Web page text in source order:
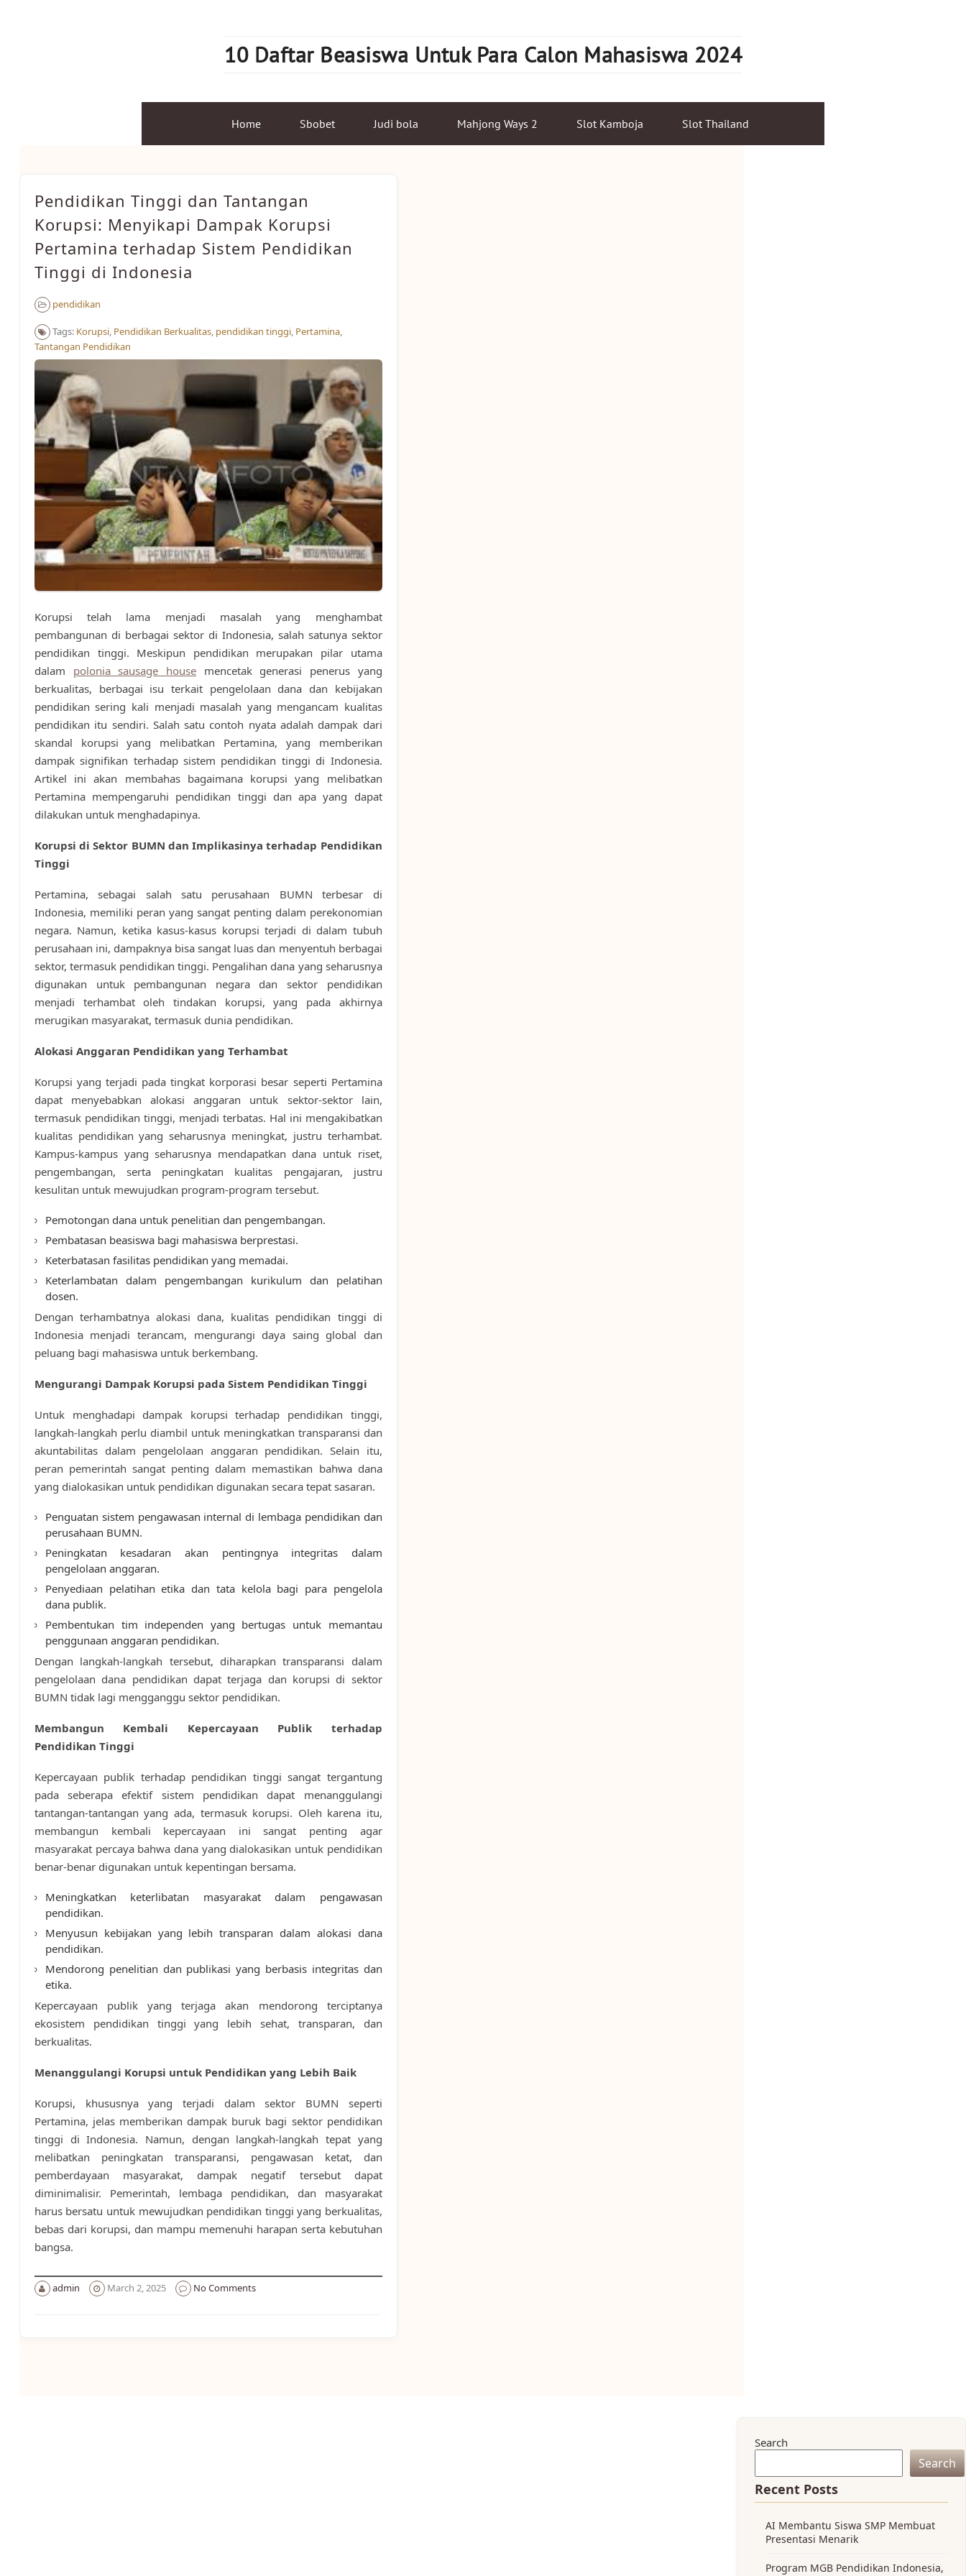
10 Daftar Beasiswa Untuk Para Calon Mahasiswa 2024
Home Sbobet Judi bola Mahjong Ways 2 Slot Kamboja Slot Thailand
Pendidikan Tinggi dan Tantangan
Korupsi: Menyikapi Dampak Korupsi
Pertamina terhadap Sistem Pendidikan
Tinggi di Indonesia
pendidikan
Tags: Korupsi, Pendidikan Berkualitas, pendidikan tinggi, Pertamina,
Tantangan Pendidikan
Korupsi telah lama menjadi masalah yang menghambat
pembangunan di berbagai sektor di Indonesia, salah satunya sektor
pendidikan tinggi. Meskipun pendidikan merupakan pilar utama
dalam polonia sausage housemencetak generasi penerus yang
berkualitas, berbagai isu terkait pengelolaan dana dan kebijakan
pendidikan sering kali menjadi masalah yang mengancam kualitas
pendidikan itu sendiri. Salah satu contoh nyata adalah dampak dari
skandal korupsi yang melibatkan Pertamina, yang memberikan
dampak signifikan terhadap sistem pendidikan tinggi di Indonesia.
Artikel ini akan membahas bagaimana korupsi yang melibatkan
Pertamina mempengaruhi pendidikan tinggi dan apa yang dapat
dilakukan untuk menghadapinya.
Korupsi di Sektor BUMN dan Implikasinya terhadap Pendidikan
Tinggi
Pertamina, sebagai salah satu perusahaan BUMN terbesar di
Indonesia, memiliki peran yang sangat penting dalam perekonomian
negara. Namun, ketika kasus-kasus korupsi terjadi di dalam tubuh
perusahaan ini, dampaknya bisa sangat luas dan menyentuh berbagai
sektor, termasuk pendidikan tinggi. Pengalihan dana yang seharusnya
digunakan untuk pembangunan negara dan sektor pendidikan
menjadi terhambat oleh tindakan korupsi, yang pada akhirnya
merugikan masyarakat, termasuk dunia pendidikan.
Alokasi Anggaran Pendidikan yang Terhambat
Korupsi yang terjadi pada tingkat korporasi besar seperti Pertamina
dapat menyebabkan alokasi anggaran untuk sektor-sektor lain,
termasuk pendidikan tinggi, menjadi terbatas. Hal ini mengakibatkan
kualitas pendidikan yang seharusnya meningkat, justru terhambat.
Kampus-kampus yang seharusnya mendapatkan dana untuk riset,
pengembangan, serta peningkatan kualitas pengajaran, justru
kesulitan untuk mewujudkan program-program tersebut.
Pemotongan dana untuk penelitian dan pengembangan.
Pembatasan beasiswa bagi mahasiswa berprestasi.
Keterbatasan fasilitas pendidikan yang memadai.
Keterlambatan dalam pengembangan kurikulum dan pelatihan
dosen.
Dengan terhambatnya alokasi dana, kualitas pendidikan tinggi di
Indonesia menjadi terancam, mengurangi daya saing global dan
peluang bagi mahasiswa untuk berkembang.
Mengurangi Dampak Korupsi pada Sistem Pendidikan Tinggi
Untuk menghadapi dampak korupsi terhadap pendidikan tinggi,
langkah-langkah perlu diambil untuk meningkatkan transparansi dan
akuntabilitas dalam pengelolaan anggaran pendidikan. Selain itu,
peran pemerintah sangat penting dalam memastikan bahwa dana
yang dialokasikan untuk pendidikan digunakan secara tepat sasaran.
Penguatan sistem pengawasan internal di lembaga pendidikan dan
perusahaan BUMN.
Peningkatan kesadaran akan pentingnya integritas dalam
pengelolaan anggaran.
Penyediaan pelatihan etika dan tata kelola bagi para pengelola
dana publik.
Pembentukan tim independen yang bertugas untuk memantau
penggunaan anggaran pendidikan.
Dengan langkah-langkah tersebut, diharapkan transparansi dalam
pengelolaan dana pendidikan dapat terjaga dan korupsi di sektor
BUMN tidak lagi mengganggu sektor pendidikan.
Membangun Kembali Kepercayaan Publik terhadap
Pendidikan Tinggi
Kepercayaan publik terhadap pendidikan tinggi sangat tergantung
pada seberapa efektif sistem pendidikan dapat menanggulangi
tantangan-tantangan yang ada, termasuk korupsi. Oleh karena itu,
membangun kembali kepercayaan ini sangat penting agar
masyarakat percaya bahwa dana yang dialokasikan untuk pendidikan
benar-benar digunakan untuk kepentingan bersama.
Meningkatkan keterlibatan masyarakat dalam pengawasan
pendidikan.
Menyusun kebijakan yang lebih transparan dalam alokasi dana
pendidikan.
Mendorong penelitian dan publikasi yang berbasis integritas dan
etika.
Kepercayaan publik yang terjaga akan mendorong terciptanya
ekosistem pendidikan tinggi yang lebih sehat, transparan, dan
berkualitas.
Menanggulangi Korupsi untuk Pendidikan yang Lebih Baik
Korupsi, khususnya yang terjadi dalam sektor BUMN seperti
Pertamina, jelas memberikan dampak buruk bagi sektor pendidikan
tinggi di Indonesia. Namun, dengan langkah-langkah tepat yang
melibatkan peningkatan transparansi, pengawasan ketat, dan
pemberdayaan masyarakat, dampak negatif tersebut dapat
diminimalisir. Pemerintah, lembaga pendidikan, dan masyarakat
harus bersatu untuk mewujudkan pendidikan tinggi yang berkualitas,
bebas dari korupsi, dan mampu memenuhi harapan serta kebutuhan
bangsa.
admin March 2, 2025 No Comments
Search
Search
Recent Posts
AI Membantu Siswa SMP Membuat
Presentasi Menarik
Program MGB Pendidikan Indonesia,